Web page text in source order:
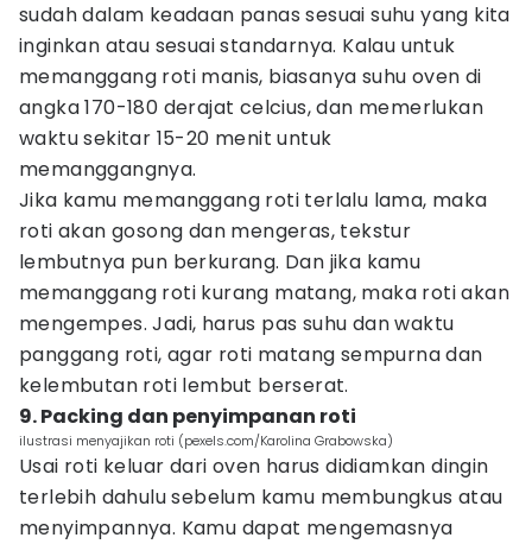
sudah dalam keadaan panas sesuai suhu yang kita
inginkan atau sesuai standarnya. Kalau untuk
memanggang roti manis, biasanya suhu oven di
angka 170-180 derajat celcius, dan memerlukan
waktu sekitar 15-20 menit untuk
memanggangnya.
Jika kamu memanggang roti terlalu lama, maka
roti akan gosong dan mengeras, tekstur
lembutnya pun berkurang. Dan jika kamu
memanggang roti kurang matang, maka roti akan
mengempes. Jadi, harus pas suhu dan waktu
panggang roti, agar roti matang sempurna dan
kelembutan roti lembut berserat.
9. Packing dan penyimpanan roti
ilustrasi menyajikan roti (pexels.com/Karolina Grabowska)
Usai roti keluar dari oven harus didiamkan dingin
terlebih dahulu sebelum kamu membungkus atau
menyimpannya. Kamu dapat mengemasnya